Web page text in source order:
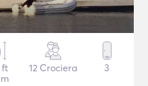
ft
12 Crociera 3